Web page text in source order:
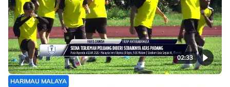
02:33
HARIMAU MALAYA